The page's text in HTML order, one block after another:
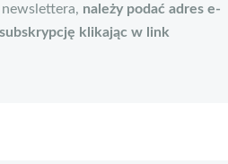
należy podać adres e-
klikając w link